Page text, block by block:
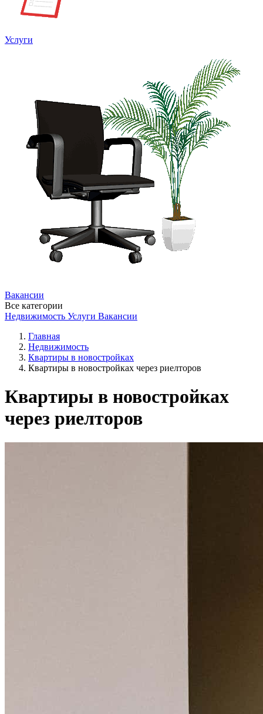
Услуги
Вакансии
Все категории
Недвижимость Услуги Вакансии
Главная
Недвижимость
Квартиры в новостройках
Квартиры в новостройках через риелторов
Квартиры в новостройках
через риелторов